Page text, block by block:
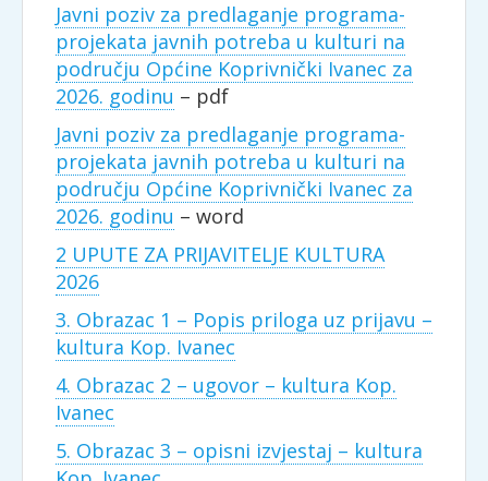
Javni poziv za predlaganje programa-
projekata javnih potreba u kulturi na
području Općine Koprivnički Ivanec za
2026. godinu – pdf
Javni poziv za predlaganje programa-
projekata javnih potreba u kulturi na
području Općine Koprivnički Ivanec za
2026. godinu – word
2 UPUTE ZA PRIJAVITELJE KULTURA
2026
3. Obrazac 1 – Popis priloga uz prijavu –
kultura Kop. Ivanec
4. Obrazac 2 – ugovor – kultura Kop.
Ivanec
5. Obrazac 3 – opisni izvjestaj – kultura